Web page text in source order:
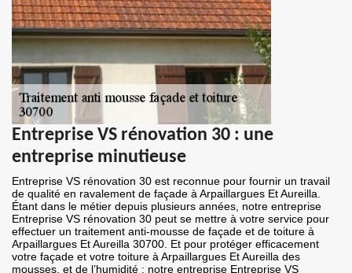
Entreprise VS rénovation 30 : une
entreprise minutieuse
Entreprise VS rénovation 30 est reconnue pour fournir un travail
de qualité en ravalement de façade à Arpaillargues Et Aureilla.
Étant dans le métier depuis plusieurs années, notre entreprise
Entreprise VS rénovation 30 peut se mettre à votre service pour
effectuer un traitement anti-mousse de façade et de toiture à
Arpaillargues Et Aureilla 30700. Et pour protéger efficacement
votre façade et votre toiture à Arpaillargues Et Aureilla des
mousses, et de l’humidité ; notre entreprise Entreprise VS